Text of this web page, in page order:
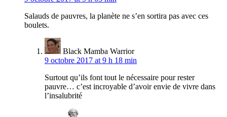
Salauds de pauvres, la planète ne s’en sortira pas avec ces
boulets.
Black Mamba Warrior
9 octobre 2017 at 9 h 18 min
Surtout qu’ils font tout le nécessaire pour rester
pauvre… c’est incroyable d’avoir envie de vivre dans
l’insalubrité